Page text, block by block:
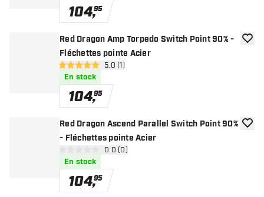
104,95
Red Dragon Amp Torpedo Switch Point 90% -
Fléchettes pointe Acier
ouvrir le panneau des avis
5 étoiles de notation
5.0 (1)
En stock
104,95
Red Dragon Ascend Parallel Switch Point 90%
- Fléchettes pointe Acier
ouvrir le panneau des avis
0 étoiles de notation
0.0 (0)
En stock
104,95